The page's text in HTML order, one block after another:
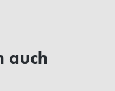
auch